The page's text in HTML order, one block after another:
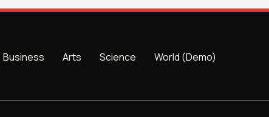
Business Arts Science World (Demo)